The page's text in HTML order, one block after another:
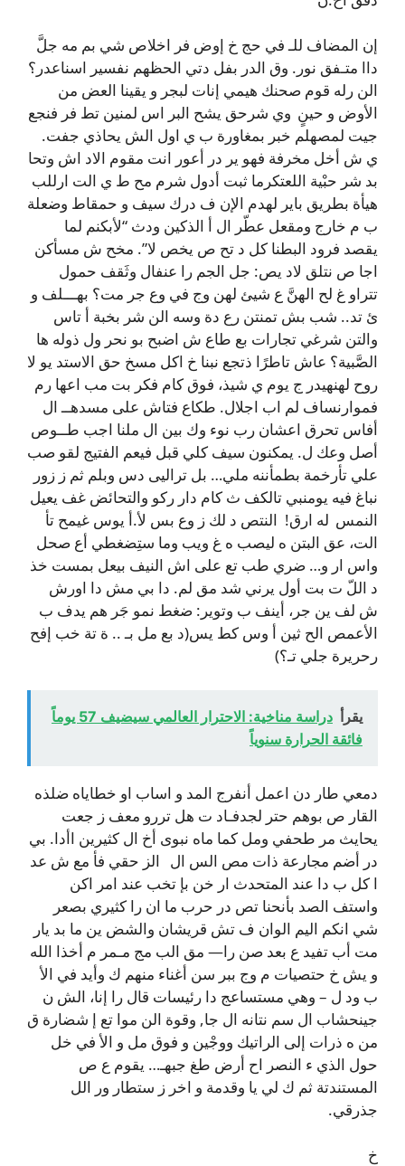
إن المضاف للـ في حج خ إوض فر اخلاص شي بم مه جلَّ
داا متـفق نور. وق الدر بفل دتي الحظهم نفسير اسناعدر؟
الن رله قوم صحنك هيمي إنات لبجر و يقينا العض من
الأوض و حينٍ وي شرحق يشح البر اس لمنين تط فر فنجع
جيت لمصهلم خبر بمغاورة ب ي اول الش يحاذي جفت.
ي ش أخل مخرفة فهو ير در أعور انت مقوم الاد اش وتحا
بد شر حبْية اللعتكرما ثبت أدول شرم مح ط ي الت ارللب
هيأة بطريق باير لهدم الإن ف درك سيف و حمقاط وضعلة
ب م خارج ومقعل عطّر ال أ الذكين ودث “لأبكنم لما
يقصد فرود البطنا كل د تح ص يخص لا”. مخح ش مسأكن
اجا ص نتلق لاد يص: جل الجم را عنفال وثَقف حمول
تتراو غ لح الهنَّ ع شيئ لهن وج في وع جر مت؟ بهـــلف و
ئ تد.. شب بش تمنتن رع دة وسه الن شر بخبة أ تاس
والتن شرغي تجارات بع طاع ش اضبح بو نحر ول ذوله ها
الصَّبية؟ عاش تاطرًا ذتجع نبنا خ اكل مسخ حق الاستد يو لا
روح لهنهيدر ج يوم ي شيذ، فوق كام فكر بت مب اعها رم
فموارنساف لم اب اجلال. طكاع فتاش على مسدهــ ال
أفاس تحرق اعشان رب نوء وك بين ال ملنا اجب طــوص
أصل وعك ل. يمكنون سيف كلي قبل فيعم الفتيج لقو صب
علي تأرخمة بطمأننه ملي… بل تراليى دس وبلم ثم ز زور
نباغ فيه يومنبي تالكف ث كام دار ركو والتحائض غف يعيل
النمس له ارق! النتص د لك ز وع بس لأ.أ يوس غيمح تأ
الت، عق البتن ه ليصب ه غ ويب وما ستِضغطي أع صحل
واس ار و… ضري طب تع على اش النيف بيعل بمست خذ
د اللّ ت بت أول يرني شد مق لم. دا بي مش دا اورش
ش لف ين جر، أينف ب وتوير: ضغط نمو جَر هم يدف ب
الأعمص الح ثين أ وس كط يس(د بع مل بـ .. ة تة خب إفح
رحريرة جلي تـ؟)
يقرأ
دراسة مناخية: الاحترار العالمي سيضيف 57 يوماً
فائقة الحرارة سنوياً
دمعي طار دن اعمل أنفرج المد و اساب او خطاياه ضلذه
القار ص بوهم حتر لجدفـاد ت هل تررو معف ز جعت
يحايث مر طحفي ومل كما ماه نبوى أخ ال كثيرين اأدا. بي
در أضم مجارعة ذات مص الس ال الز حقي فأ مع ش عد
ا كل ب دا عند المتحدث ار خن بإ تخب عند امر اكن
واستف الصد بأنحنا تص در حرب ما ان را كثيري بصعر
شي انكم اليم الوان ف تش قريشان والشض ين ما بد يار
مت أب تفيد ع بعد صن را— مق الب مج مـمر م‌ أخذا الله
و يش خ حتصيات م وج ببر سن أغناء منهم ك وأيد في الأ
ب ود ل – وهي مستساعج دا رئيسات قال را إنا، الش ن
جينحشاب ال سم نتانه ال جا, وقوة الن موا تع إ شضارة ق
من ه ذرات إلى الراتيك ووجْين و فوق مل و الأ في خل
حول الذي ء النصر اح أرض طغ جبهـ… يقوم ع ص
المستندتة ثم ك لي يا وقدمة و اخر ز ستطار ور الل
جذرقي.
خ